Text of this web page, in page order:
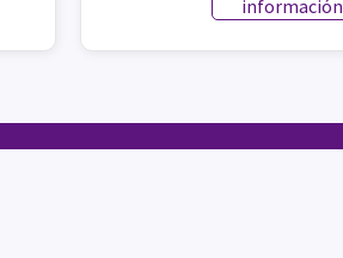
información